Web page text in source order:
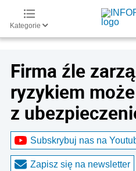
Kategorie
Firma źle
ryzykiem
z
Subskrybuj nas na
Zapisz się na newsletter